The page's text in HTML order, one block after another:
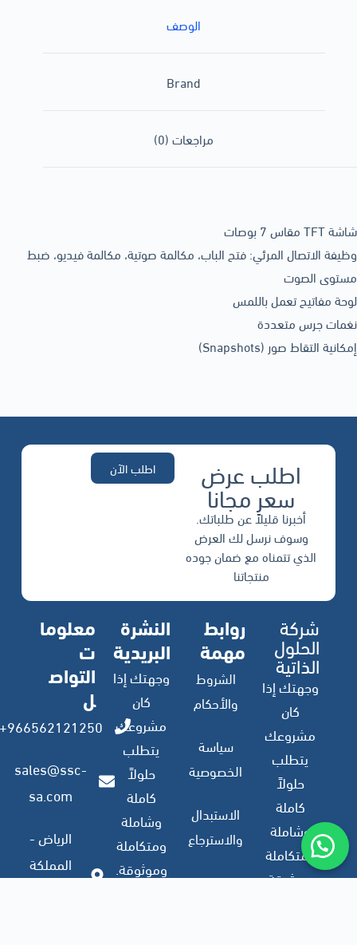
الوصف
Brand
مراجعات (0)
شاشة TFT مقاس 7 بوصات
وظيفة الاتصال المرئي: فتح الباب، مكالمة صوتية، مكالمة فيديو، ضبط
مستوى الصوت
لوحة مفاتيح تعمل باللمس
نغمات جرس متعددة
إمكانية التقاط صور (Snapshots)
اطلب عرض
سعر مجانا
أخبرنا قليلاً عن طلباتك.
وسوف نرسل لك العرض
الذي تتمناه مع ضمان جوده
منتجاتنا
اطلب الآن
شركة
الحلول
الذاتية
وجهتك إذا
كان
مشروعك
يتطلب
حلولاً
كاملة
وشاملة
ومتكاملة
وموثوقة.
روابط
مهمة
الشروط
والأحكام
سياسة
الخصوصية
الاستبدال
والاسترجاع
النشرة
البريدية
وجهتك إذا
كان
مشروعك
يتطلب
حلولاً
كاملة
وشاملة
ومتكاملة
وموثوقة.
معلوما
ت
التواص
ل
966562121250+
sales@ssc-
sa.com
الرياض -
المملكة